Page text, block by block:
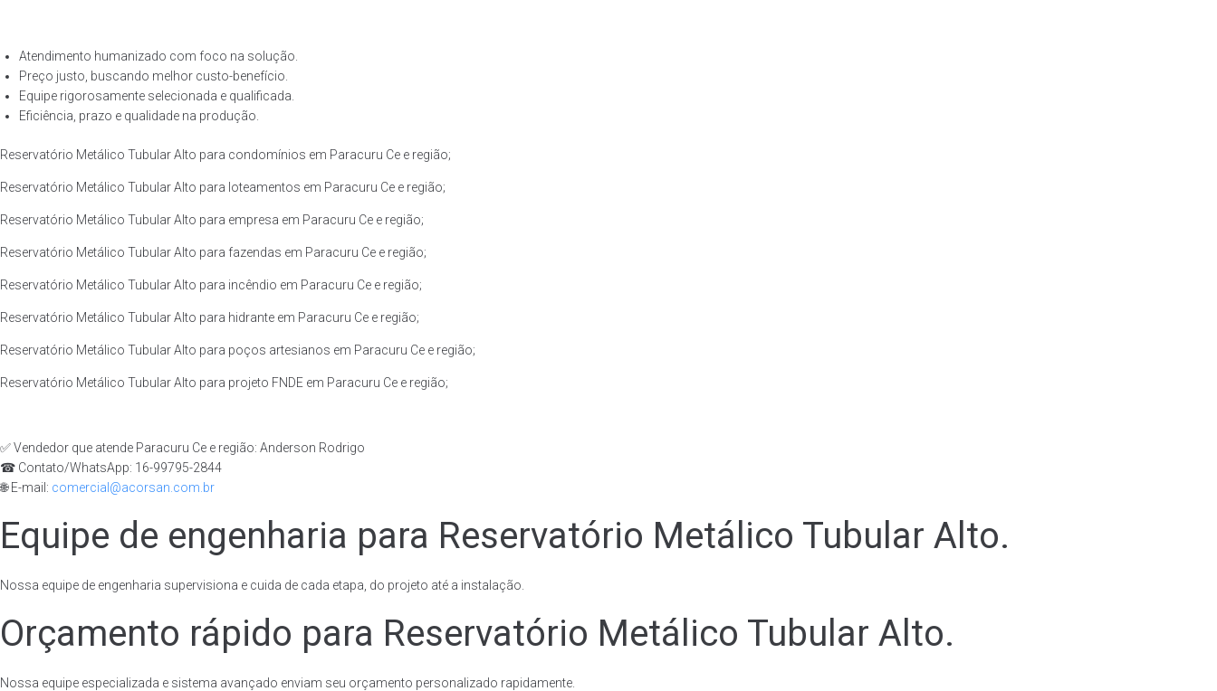
Atendimento humanizado com foco na solução.
Preço justo, buscando melhor custo-benefício.
Equipe rigorosamente selecionada e qualificada.
Eficiência, prazo e qualidade na produção.
Reservatório Metálico Tubular Alto para condomínios em Paracuru Ce e região;
Reservatório Metálico Tubular Alto para loteamentos em Paracuru Ce e região;
Reservatório Metálico Tubular Alto para empresa em Paracuru Ce e região;
Reservatório Metálico Tubular Alto para fazendas em Paracuru Ce e região;
Reservatório Metálico Tubular Alto para incêndio em Paracuru Ce e região;
Reservatório Metálico Tubular Alto para hidrante em Paracuru Ce e região;
Reservatório Metálico Tubular Alto para poços artesianos em Paracuru Ce e região;
Reservatório Metálico Tubular Alto para projeto FNDE em Paracuru Ce e região;
✅ Vendedor que atende Paracuru Ce e região: Anderson Rodrigo
☎ Contato/WhatsApp: 16-99795-2844
🌐 E-mail: comercial@acorsan.com.br
Equipe de engenharia para Reservatório Metálico Tubular Alto.
Nossa equipe de engenharia supervisiona e cuida de cada etapa, do projeto até a instalação.
Orçamento rápido para Reservatório Metálico Tubular Alto.
Nossa equipe especializada e sistema avançado enviam seu orçamento personalizado rapidamente.